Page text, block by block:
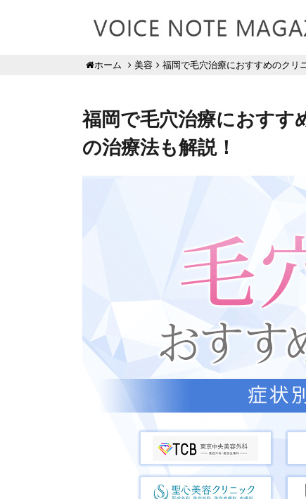
ホーム 美容 福岡で毛穴治療におすすめのクリ
福岡で毛穴治療におすす
の治療法も解説！